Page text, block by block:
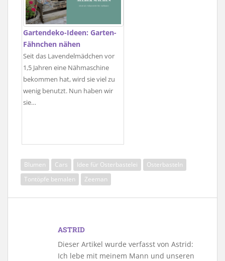
Gartendeko-Ideen: Garten-
Fähnchen nähen
Seit das Lavendelmädchen vor
1,5 Jahren eine Nähmaschine
bekommen hat, wird sie viel zu
wenig benutzt. Nun haben wir
sie…
Blumen Cars Idee für Osterbastelei
Osterbasteln
Tontöpfe bemalen
Zeeman
ASTRID
Dieser Artikel wurde verfasst von Astrid:
Ich lebe mit meinem Mann und unseren